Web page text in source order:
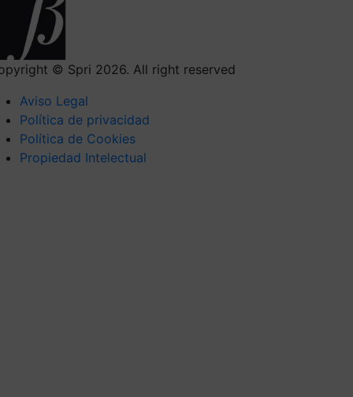
© Spri 2026. All right reserved
Aviso Legal
Política de privacidad
Política de Cookies
Propiedad Intelectual